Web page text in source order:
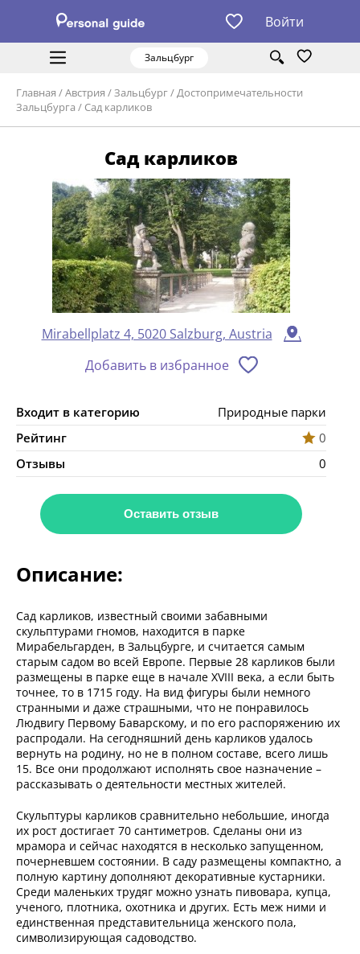
Войти
Зальцбург
Главная /Австрия /Зальцбург/Достопримечательности
Зальцбурга / Сад карликов
Сад карликов
Mirabellplatz 4, 5020 Salzburg, Austria
Добавить в избранное
Входит в категорию
Природные парки
Рейтинг
0
Отзывы
0
Оставить отзыв
Описание:
Сад карликов, известный своими забавными
скульптурами гномов, находится в парке
Мирабельгарден, в Зальцбурге, и считается самым
старым садом во всей Европе. Первые 28 карликов были
размещены в парке еще в начале ХVIIІ века, а если быть
точнее, то в 1715 году. На вид фигуры были немного
странными и даже страшными, что не понравилось
Людвигу Первому Баварскому, и по его распоряжению их
распродали. На сегодняшний день карликов удалось
вернуть на родину, но не в полном составе, всего лишь
15. Все они продолжают исполнять свое назначение –
рассказывать о деятельности местных жителей.
Скульптуры карликов сравнительно небольшие, иногда
их рост достигает 70 сантиметров. Сделаны они из
мрамора и сейчас находятся в несколько запущенном,
почерневшем состоянии. В саду размещены компактно, а
полную картину дополняют декоративные кустарники.
Среди маленьких трудяг можно узнать пивовара, купца,
ученого, плотника, охотника и других. Есть меж ними и
единственная представительница женского пола,
символизирующая садоводство.